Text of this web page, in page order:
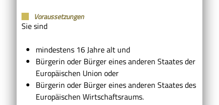
Voraussetzungen
Sie sind
mindestens 16 Jahre alt und
Bürgerin oder Bürger eines anderen Staates der
Europäischen Union oder
Bürgerin oder Bürger eines anderen Staates des
Europäischen Wirtschaftsraums.